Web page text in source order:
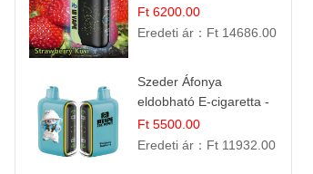
IBVape Bar Friss
Gyümölcs Ízek
Ft 6200.00
Eredeti ár： Ft 14686.00
Szeder Áfonya
eldobható E-cigaretta -
25.000 Slukk | Prémium
Gyümölcs Íz
Ft 5500.00
Eredeti ár： Ft 11932.00